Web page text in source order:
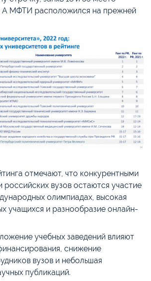
А МФТИ расположился на прежней
отмечают, что конкурентными
вузов остаются участие
олимпиадах, высокая
учащихся и разнообразие онлайн-
учебных заведений влияют
снижение
вузов и небольшая
публикаций.